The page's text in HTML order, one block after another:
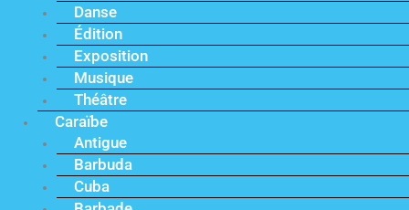
Danse
Édition
Exposition
Musique
Théâtre
Caraïbe
Antigue
Barbuda
Cuba